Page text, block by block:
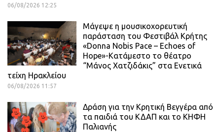
06/08/2026 12:25
Μάγεψε η μουσικοχορευτική
παράσταση του Φεστιβάλ Κρήτης
«Donna Nobis Pace – Echoes of
Hope»-Κατάμεστο το θέατρο
“Μάνος Χατζιδάκις” στα Ενετικά
τείχη Ηρακλείου
06/08/2026 11:57
Δράση για την Κρητική Βεγγέρα από
τα παιδιά του ΚΔΑΠ και το ΚΗΦΗ
Παλιανής